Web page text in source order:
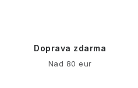
Doprava zdarma
Nad 80 eur